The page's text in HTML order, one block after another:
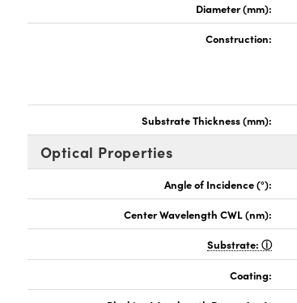
Diameter (mm):
Construction:
Substrate Thickness (mm):
Optical Properties
Angle of Incidence (°):
Center Wavelength CWL (nm):
Substrate:
Coating: